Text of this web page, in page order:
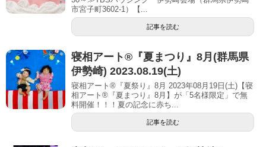
市宮子町3602-1）【...
記事を読む
寝相アート®︎『夏まつり』8月(群馬県
伊勢崎) 2023.08.19(土)
寝相アート®『夏祭り』8月 2023年08月19日(土)【寝
相アート®︎『夏まつり』8月】が「5名様限定」で無
料開催！！！夏の記念に赤ち...
記事を読む